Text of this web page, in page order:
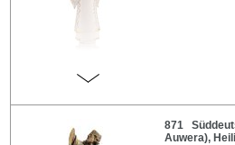
871
Auwera),